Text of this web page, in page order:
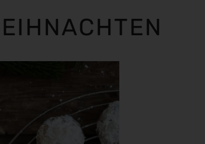
SALATE & BOWLS
BULGUR, COUSCOUS & CO
FLEISCH- UND FISCHERSATZ
GEMÜSELIEBE